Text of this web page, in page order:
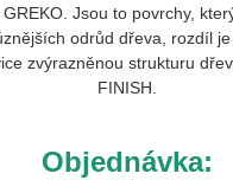
Jsou to povrchy,
odrůd dřeva, rozdíl
zvýrazněnou strukturu
FINISH.
Objednávka: